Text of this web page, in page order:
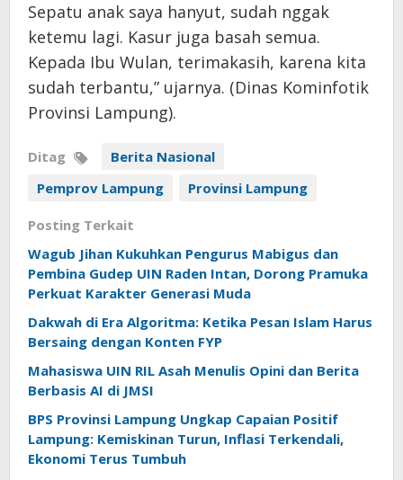
Sepatu anak saya hanyut, sudah nggak
ketemu lagi. Kasur juga basah semua.
Kepada Ibu Wulan, terimakasih, karena kita
sudah terbantu,” ujarnya. (Dinas Kominfotik
Provinsi Lampung).
Ditag
Berita Nasional
Pemprov Lampung
Provinsi Lampung
Posting Terkait
Wagub Jihan Kukuhkan Pengurus Mabigus dan
Pembina Gudep UIN Raden Intan, Dorong Pramuka
Perkuat Karakter Generasi Muda
Dakwah di Era Algoritma: Ketika Pesan Islam Harus
Bersaing dengan Konten FYP
Mahasiswa UIN RIL Asah Menulis Opini dan Berita
Berbasis AI di JMSI
BPS Provinsi Lampung Ungkap Capaian Positif
Lampung: Kemiskinan Turun, Inflasi Terkendali,
Ekonomi Terus Tumbuh